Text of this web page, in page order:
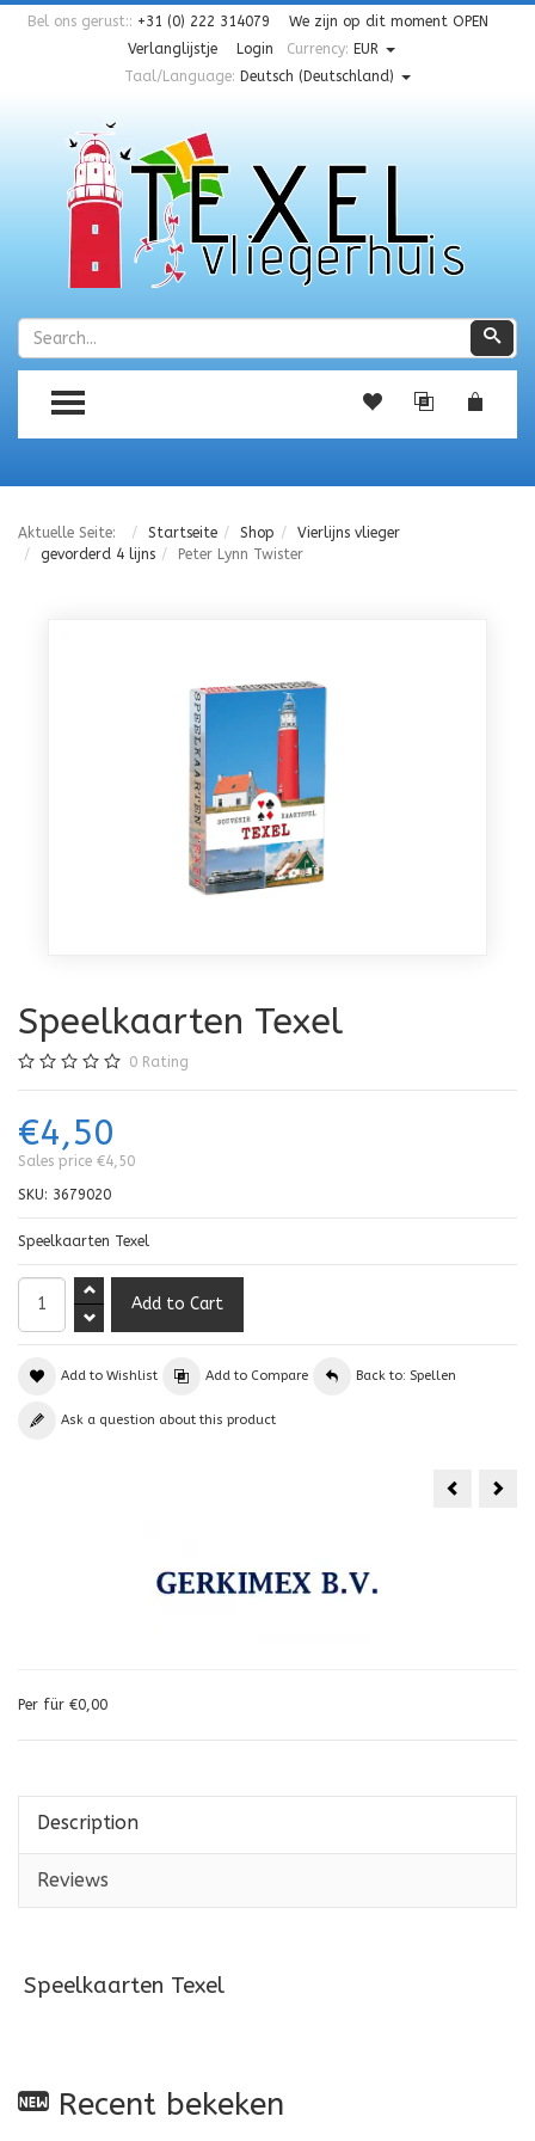
Bel ons gerust:: +31 (0) 222 314079 We zijn op dit moment OPEN
Verlanglijstje
Login Currency: EUR
Taal/Language: Deutsch (Deutschland)
Zoeken
TOGGLE MENU
Aktuelle Seite: Startseite Shop
Vierlijns vlieger
gevorderd 4 lijns
Peter Lynn Twister
Speelkaarten Texel
0 Rating
€4,50
Sales price €4,50
SKU: 3679020
Speelkaarten Texel
Add to Wishlist Add to Compare Back to: Spellen
Ask a question about this product
Per für €0,00
Description
Reviews
Speelkaarten Texel
Recent bekeken